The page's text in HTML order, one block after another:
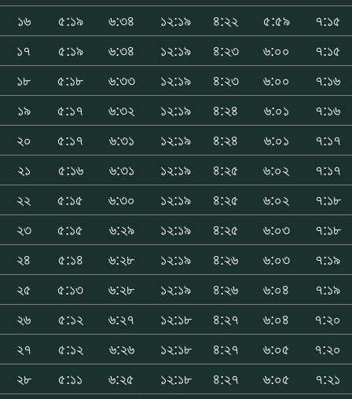
১৬
৫:১৯ ৬:৩৪ ১২:১৯ ৪:২২ ৫:৫৯
৭:১৫
১৭
৫:১৯ ৬:৩৪ ১২:১৯ ৪:২৩ ৬:০০
৭:১৫
১৮
৫:১৮ ৬:৩৩ ১২:১৯ ৪:২৩ ৬:০০
৭:১৬
১৯
৫:১৭ ৬:৩২ ১২:১৯ ৪:২৪ ৬:০১
৭:১৬
২০
৫:১৭ ৬:৩১ ১২:১৯ ৪:২৪ ৬:০১
৭:১৭
২১
৫:১৬ ৬:৩১ ১২:১৯ ৪:২৫ ৬:০২
৭:১৭
২২
৫:১৫ ৬:৩০ ১২:১৯ ৪:২৫ ৬:০২
৭:১৮
২৩
৫:১৫ ৬:২৯ ১২:১৯ ৪:২৫ ৬:০৩
৭:১৮
২৪
৫:১৪ ৬:২৮ ১২:১৯ ৪:২৬ ৬:০৩
৭:১৯
২৫
৫:১৩ ৬:২৮ ১২:১৯ ৪:২৬ ৬:০৪
৭:১৯
২৬
৫:১২ ৬:২৭ ১২:১৮ ৪:২৭ ৬:০৪
৭:২০
২৭
৫:১২ ৬:২৬ ১২:১৮ ৪:২৭ ৬:০৫
৭:২০
২৮
৫:১১ ৬:২৫ ১২:১৮ ৪:২৭ ৬:০৫ ৭:২১